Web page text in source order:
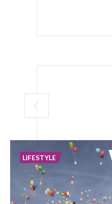
LIFESTYLE